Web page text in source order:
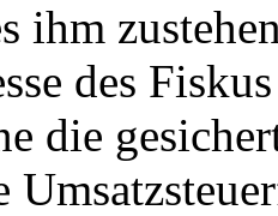
ihm
des
die